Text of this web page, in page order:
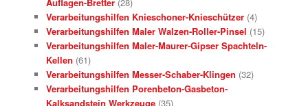
Verarbeitungshilfen Knieschoner-Knieschützer (4)
Verarbeitungshilfen Maler Walzen-Roller-Pinsel (15)
Verarbeitungshilfen Maler-Maurer-Gipser Spachteln-
Kellen (61)
Verarbeitungshilfen Messer-Schaber-Klingen (32)
Verarbeitungshilfen Porenbeton-Gasbeton-
Kalksandstein Werkzeuge (35)